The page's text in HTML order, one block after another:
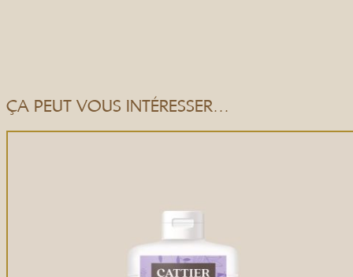
ÇA PEUT VOUS INTÉRESSER…